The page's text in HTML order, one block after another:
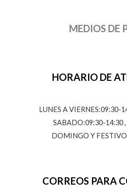
MEDIOS DE
HORARIO DE
LUNES A VIERNES:09:30-
SABADO:09:30-14:30
DOMINGO Y
CORREOS PARA